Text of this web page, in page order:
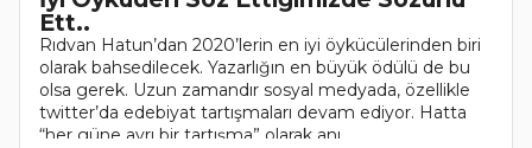
Ett..
Rıdvan Hatun’dan 2020’lerin en iyi öykücülerinden biri
olarak bahsedilecek. Yazarlığın en büyük ödülü de bu
olsa gerek. Uzun zamandır sosyal medyada, özellikle
twitter’da edebiyat tartışmaları devam ediyor. Hatta
“her güne ayrı bir tartışma” olarak anı..